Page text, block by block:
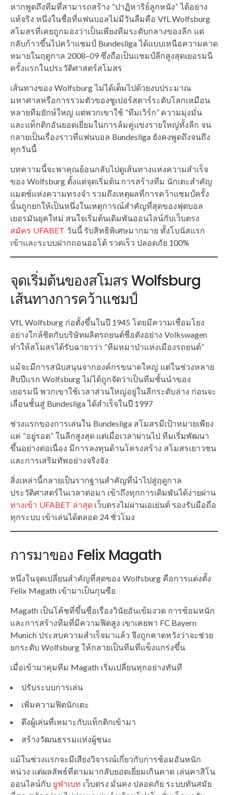
หากพูดถึงทีมที่สามารถสร้าง “ปาฏิหาริย์ลูกหนัง” ได้อย่าง
แท้จริง หนึ่งในชื่อที่แฟนบอลไม่มีวันลืมคือ VfL Wolfsburg
สโมสรที่เคยถูกมองว่าเป็นเพียงทีมระดับกลางของลีก แต่
กลับก้าวขึ้นไปคว้าแชมป์ Bundesliga ได้แบบเหนือความคาด
หมายในฤดูกาล 2008–09 ซึ่งถือเป็นแชมป์ลีกสูงสุดเยอรมนี
ครั้งแรกในประวัติศาสตร์สโมสร
เส้นทางของ Wolfsburg ไม่ได้เต็มไปด้วยงบประมาณ
มหาศาลหรือการรวมตัวของซูเปอร์สตาร์ระดับโลกเหมือน
หลายทีมยักษ์ใหญ่ แต่พวกเขาใช้ “ทีมเวิร์ก” ความมุ่งมั่น
และแท็กติกอันยอดเยี่ยมในการล้มคู่แข่งรายใหญ่ทั้งลีก จน
กลายเป็นเรื่องราวที่แฟนบอล Bundesliga ยังคงพูดถึงจนถึง
ทุกวันนี้
บทความนี้จะพาคุณย้อนกลับไปดูเส้นทางแห่งความสำเร็จ
ของ Wolfsburg ตั้งแต่จุดเริ่มต้น การสร้างทีม นักเตะสำคัญ
แมตช์แห่งความทรงจำ รวมถึงเหตุผลที่การคว้าแชมป์ครั้ง
นั้นถูกยกให้เป็นหนึ่งในเหตุการณ์สำคัญที่สุดของฟุตบอล
เยอรมันยุคใหม่ สนใจเริ่มต้นเดิมพันออนไลน์กับเว็บตรง
สมัคร UFABET วันนี้ รับสิทธิพิเศษมากมาย ทั้งโบนัสแรก
เข้าและระบบฝากถอนออโต้ รวดเร็ว ปลอดภัย 100%
จุดเริ่มต้นของสโมสร Wolfsburg
เส้นทางการคว้าแชมป์
VfL Wolfsburg ก่อตั้งขึ้นในปี 1945 โดยมีความเชื่อมโยง
อย่างใกล้ชิดกับบริษัทผลิตรถยนต์ชื่อดังอย่าง Volkswagen
ทำให้สโมสรได้รับฉายาว่า “ทีมหมาป่าแห่งเมืองรถยนต์”
แม้จะมีการสนับสนุนจากองค์กรขนาดใหญ่ แต่ในช่วงหลาย
สิบปีแรก Wolfsburg ไม่ได้ถูกจัดว่าเป็นทีมชั้นนำของ
เยอรมนี พวกเขาใช้เวลาส่วนใหญ่อยู่ในลีกระดับล่าง ก่อนจะ
เลื่อนชั้นสู่ Bundesliga ได้สำเร็จในปี 1997
ช่วงแรกของการเล่นใน Bundesliga สโมสรมีเป้าหมายเพียง
แค่ “อยู่รอด” ในลีกสูงสุด แต่เมื่อเวลาผ่านไป ทีมเริ่มพัฒนา
ขึ้นอย่างต่อเนื่อง มีการลงทุนด้านโครงสร้าง สโมสรเยาวชน
และการเสริมทัพอย่างจริงจัง
สิ่งเหล่านี้กลายเป็นรากฐานสำคัญที่นำไปสู่ฤดูกาล
ประวัติศาสตร์ในเวลาต่อมา เข้าถึงทุกการเดิมพันได้ง่ายผ่าน
ทางเข้า UFABET ล่าสุดเว็บตรงไม่ผ่านเอเย่นต์ รองรับมือถือ
ทุกระบบ เข้าเล่นได้ตลอด 24 ชั่วโมง
การมาของ Felix Magath
หนึ่งในจุดเปลี่ยนสำคัญที่สุดของ Wolfsburg คือการแต่งตั้ง
Felix Magath เข้ามาเป็นกุนซือ
Magath เป็นโค้ชที่ขึ้นชื่อเรื่องวินัยอันเข้มงวด การซ้อมหนัก
และการสร้างทีมที่มีความฟิตสูง เขาเคยพา FC Bayern
Munich ประสบความสำเร็จมาแล้ว จึงถูกคาดหวังว่าจะช่วย
ยกระดับ Wolfsburg ให้กลายเป็นทีมที่แข็งแกร่งขึ้น
เมื่อเข้ามาคุมทีม Magath เริ่มเปลี่ยนทุกอย่างทันที
ปรับระบบการเล่น
เพิ่มความฟิตนักเตะ
ดึงผู้เล่นที่เหมาะกับแท็กติกเข้ามา
สร้างวัฒนธรรมแห่งผู้ชนะ
แม้ในช่วงแรกจะมีเสียงวิจารณ์เกี่ยวกับการซ้อมอันหนัก
หน่วง แต่ผลลัพธ์ที่ตามมากลับยอดเยี่ยมเกินคาด เล่นคาสิโน
ออนไลน์กับ ยูฟ่าเบท เว็บตรง มั่นคง ปลอดภัย ระบบทันสมัย